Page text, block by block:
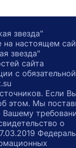
звезда"
на настоящем
звезда"
сайта
с обязательной
Если
этом. Мы
Вашему
о